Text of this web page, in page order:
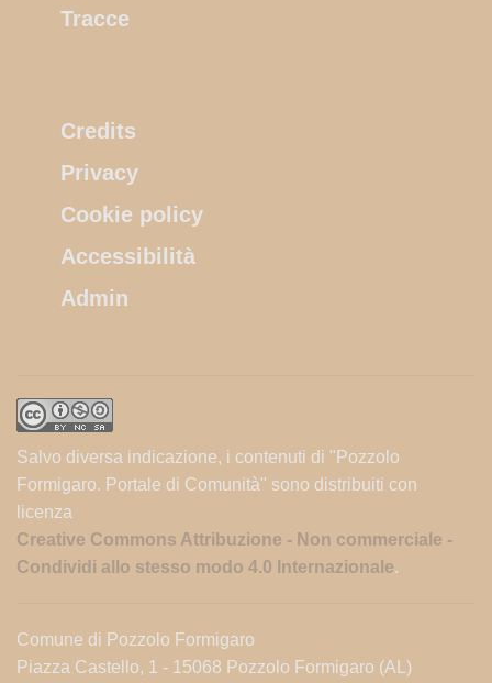
Tracce
Credits
Privacy
Cookie policy
Accessibilità
Admin
Salvo diversa indicazione, i contenuti di "Pozzolo
Formigaro. Portale di Comunità" sono distribuiti con
licenza
Creative Commons Attribuzione - Non commerciale -
Condividi allo stesso modo 4.0 Internazionale.
Comune di Pozzolo Formigaro
Piazza Castello, 1 - 15068 Pozzolo Formigaro (AL)